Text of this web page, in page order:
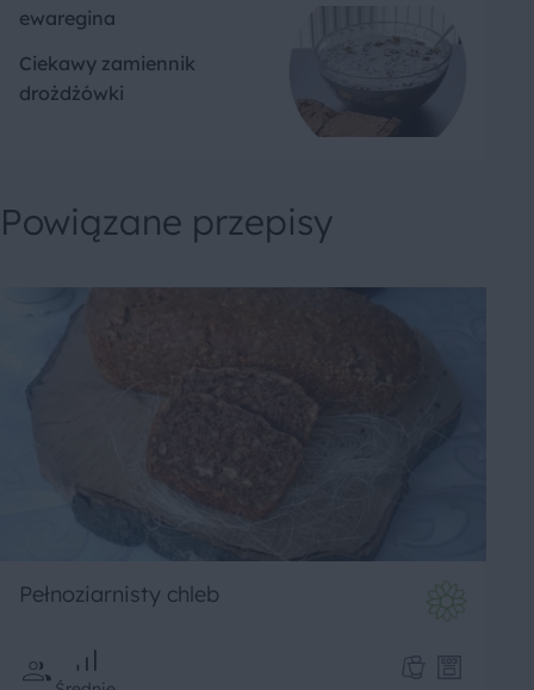
ewaregina
Ciekawy zamiennik
drożdżówki
Powiązane przepisy
Pełnoziarnisty chleb